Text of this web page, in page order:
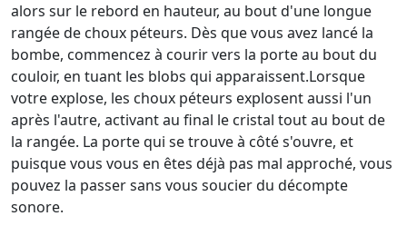
alors sur le rebord en hauteur, au bout d'une longue
rangée de choux péteurs. Dès que vous avez lancé la
bombe, commencez à courir vers la porte au bout du
couloir, en tuant les blobs qui apparaissent.Lorsque
votre explose, les choux péteurs explosent aussi l'un
après l'autre, activant au final le cristal tout au bout de
la rangée. La porte qui se trouve à côté s'ouvre, et
puisque vous vous en êtes déjà pas mal approché, vous
pouvez la passer sans vous soucier du décompte
sonore.